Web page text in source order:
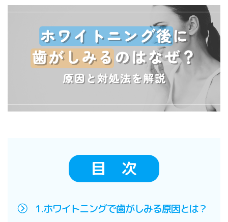
目 次
1.ホワイトニングで歯がしみる原因とは？